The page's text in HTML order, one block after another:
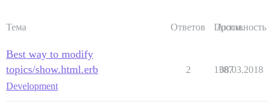
Тема Ответов Просм.
Активность
Best way to modify
topics/show.html.erb
Development
2 1387
08.03.2018